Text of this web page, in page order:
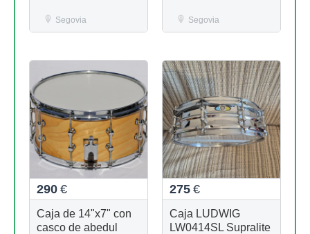
Segovia Segovia
290 €
Caja de 14"x7" con
casco de abedul
275 €
Caja LUDWIG
LW0414SL Supralite